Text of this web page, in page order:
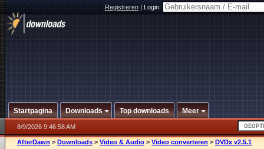
Registreren|Login:
Startpagina Downloads Top downloads Meer
8/9/2026 9:46:58 AM
AfterDawn > Downloads > Video & Audio > Video converteren > DVDx v2.5.1